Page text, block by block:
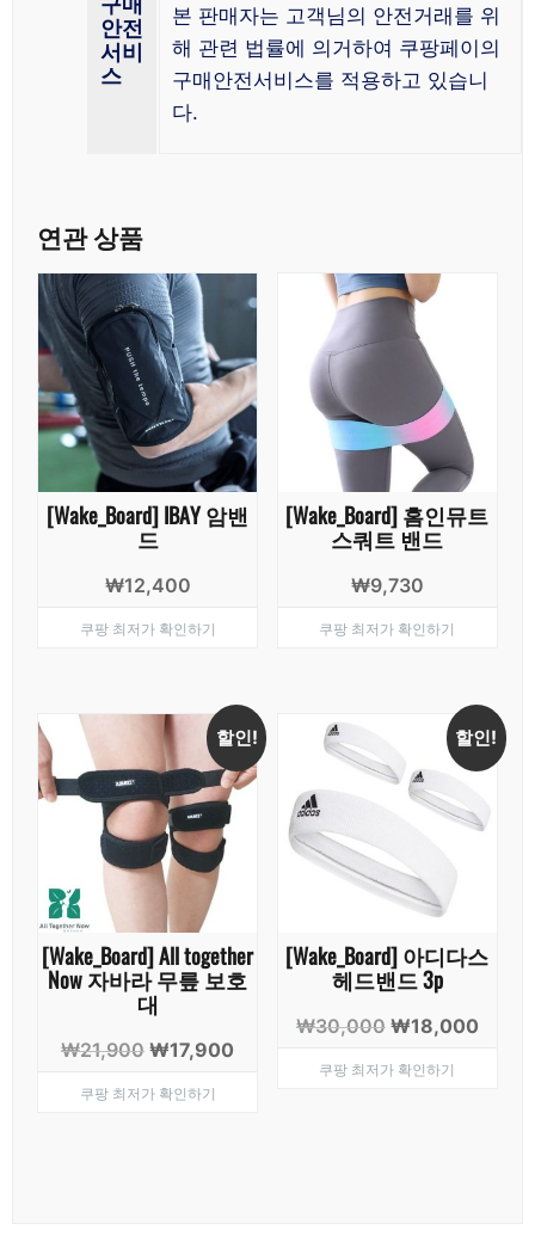
안전
서비
스
본 판매자는 고객님의 안전거래를 위
해 관련 법률에 의거하여 쿠팡페이의
구매안전서비스를 적용하고 있습니
다.
연관 상품
[Wake_Board] IBAY 암밴
드
₩12,400
쿠팡 최저가 확인하기
[Wake_Board] 홈인뮤트
스쿼트 밴드
₩9,730
쿠팡 최저가 확인하기
할인!
[Wake_Board] All together
Now 자바라 무릎 보호
대
₩21,900 원
가
₩17,900
쿠팡 최저가 확인하기
할인!
[Wake_Board] 아디다스
헤드밴드 3p
₩30,000 원
가
₩18,000현
쿠팡 최저가 확인하기